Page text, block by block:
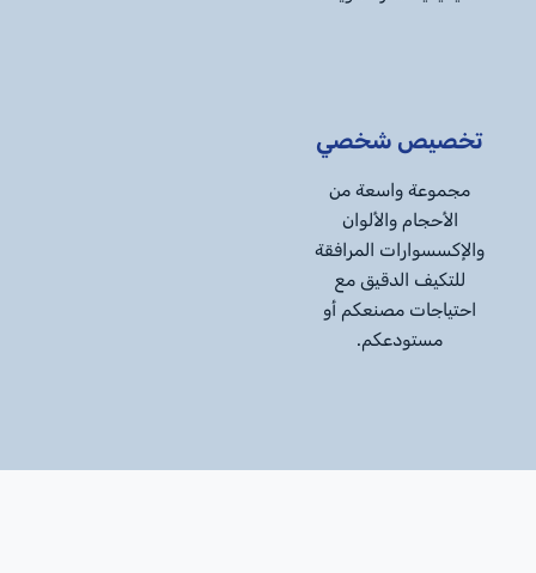
تخصيص شخصي
مجموعة واسعة من
الأحجام والألوان
والإكسسوارات المرافقة
للتكيف الدقيق مع
احتياجات مصنعكم أو
مستودعكم.